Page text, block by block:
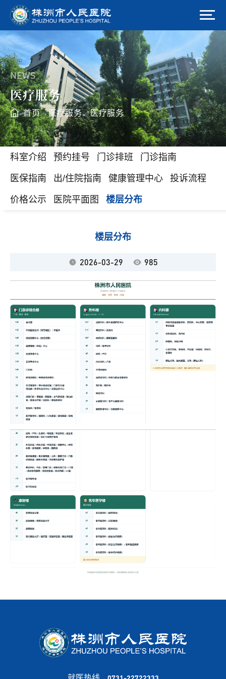
NEWS
医疗服务
首页>医疗服务>医疗服务
科室介绍 预约挂号 门诊排班 门诊指南
医保指南 出/住院指南 健康管理中心 投诉流程
价格公示 医院平面图 楼层分布
楼层分布
2026-03-29 985